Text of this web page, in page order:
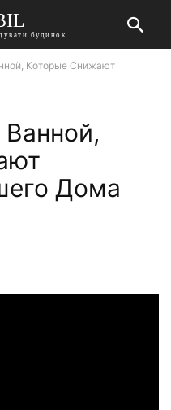
будинок
Которые Снижают
Дома